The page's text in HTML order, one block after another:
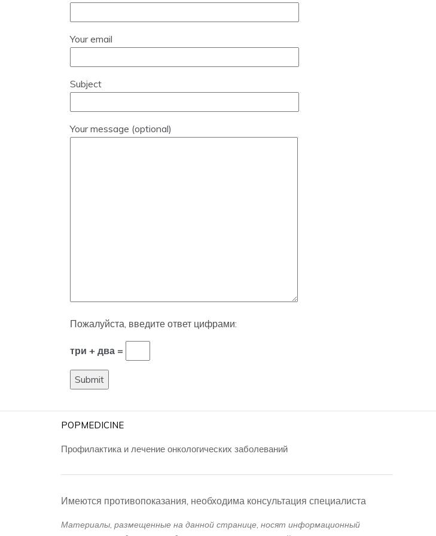
Your email
Subject
Your message (optional)
Пожалуйста, введите ответ цифрами:
три + два =
POPMEDICINE
Профилактика и лечение онкологических заболеваний
Имеются противопоказания, необходима консультация специалиста
Материалы, размещенные на данной странице, носят информационный